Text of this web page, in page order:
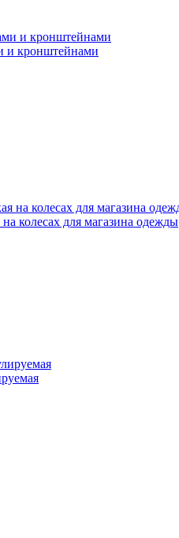
и кронштейнами
колесах для магазина одежды